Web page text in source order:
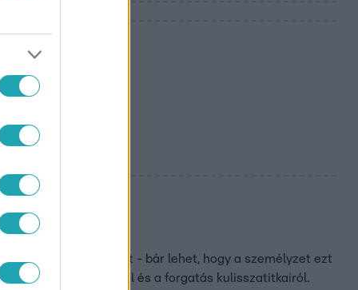
étterem konyháját - bár lehet, hogy a személyzet ezt
meséltek a szerepről és a forgatás kulisszatitkairól.